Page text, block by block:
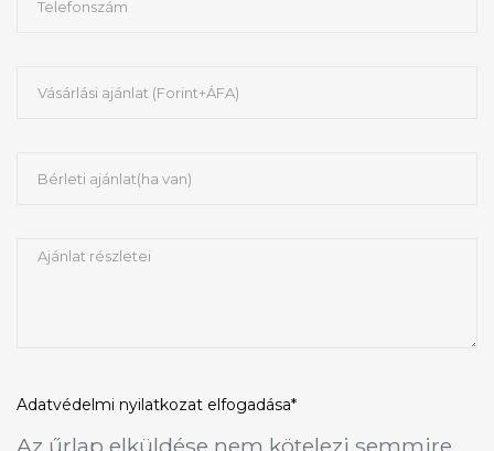
Adatvédelmi nyilatkozat elfogadása*
Az űrlap elküldése nem kötelezi semmire,